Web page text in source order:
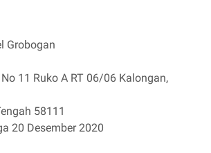
Grobogan
11 Ruko A RT 06/06 Kalongan,
58111
20 Desember 2020